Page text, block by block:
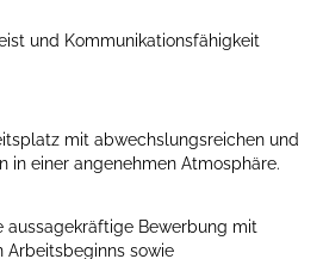
und Kommunikationsfähigkeit
mit abwechslungsreichen und
in einer angenehmen Atmosphäre.
aussagekräftige Bewerbung mit
Arbeitsbeginns sowie